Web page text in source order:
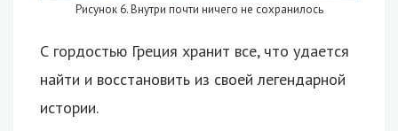
Рисунок 6. Внутри почти ничего не сохранилось
С гордостью Греция хранит все, что удается
найти и восстановить из своей легендарной
истории.